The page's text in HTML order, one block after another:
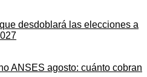
desdoblará las elecciones a